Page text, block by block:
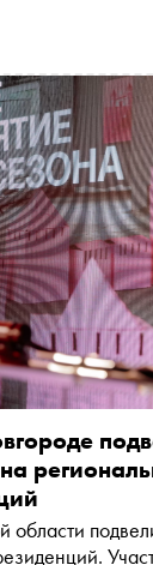
«Сноб»
года
области